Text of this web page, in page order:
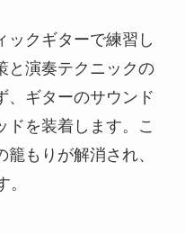
ックギターで練習し
と演奏テクニックの
、ギターのサウンド
ドを装着します。こ
もりが解消され、